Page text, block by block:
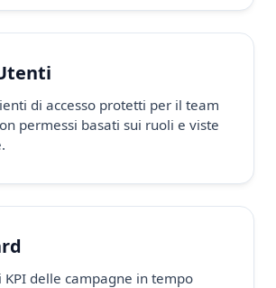
di accesso protetti per il team
permessi basati sui ruoli e viste
delle campagne in tempo